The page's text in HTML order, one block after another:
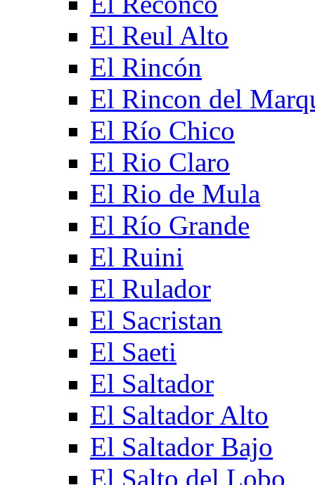
El Reul Alto
El Rincón
El Rincon del
El Río Chico
El Rio Claro
El Rio de Mula
El Río Grande
El Ruini
El Rulador
El Sacristan
El Saeti
El Saltador
El Saltador Alto
El Saltador Bajo
El Salto del Lobo